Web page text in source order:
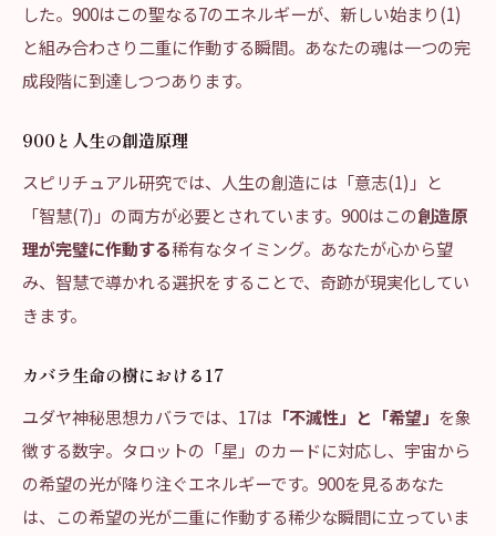
した。900はこの聖なる7のエネルギーが、新しい始まり(1)
と組み合わさり二重に作動する瞬間。あなたの魂は一つの完
成段階に到達しつつあります。
900と人生の創造原理
スピリチュアル研究では、人生の創造には「意志(1)」と
「智慧(7)」の両方が必要とされています。900はこの創造原
理が完璧に作動する稀有なタイミング。あなたが心から望
み、智慧で導かれる選択をすることで、奇跡が現実化してい
きます。
カバラ生命の樹における17
ユダヤ神秘思想カバラでは、17は 「不滅性」と「希望」 を象
徴する数字。タロットの「星」のカードに対応し、宇宙から
の希望の光が降り注ぐエネルギーです。900を見るあなた
は、この希望の光が二重に作動する稀少な瞬間に立っていま